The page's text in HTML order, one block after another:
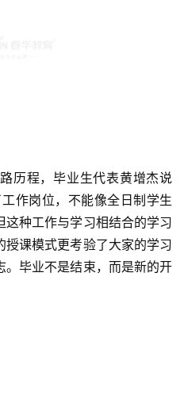
历程，毕业生代表黄增杰说
作岗位，不能像全日制学生
种工作与学习相结合的学习
课模式更考验了大家的学习
。毕业不是结束，而是新的开